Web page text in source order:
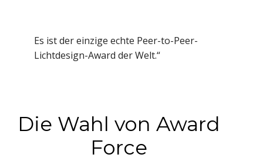
Es ist der einzige echte Peer-to-Peer-
Lichtdesign-Award der Welt.“
Die Wahl von Award
Force